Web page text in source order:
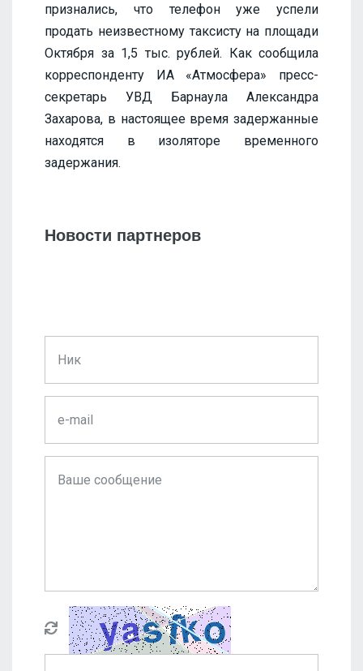
признались, что телефон уже успели
продать неизвестному таксисту на площади
Октября за 1,5 тыс. рублей. Как сообщила
корреспонденту ИА «Атмосфера» пресс-
секретарь УВД Барнаула Александра
Захарова, в настоящее время задержанные
находятся в изоляторе временного
задержания.
Новости партнеров